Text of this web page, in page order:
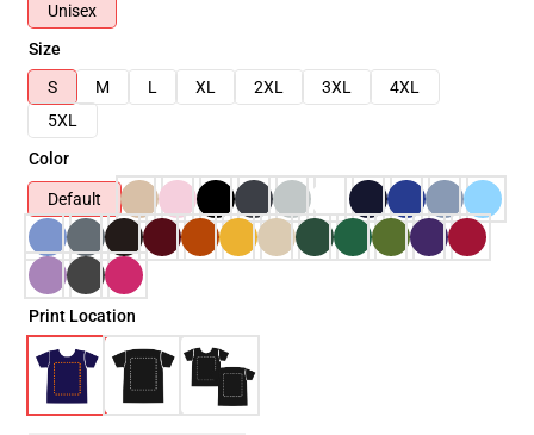
Unisex
Size
S
M L XL 2XL 3XL
4XL
5XL
Color
Default
Print Location